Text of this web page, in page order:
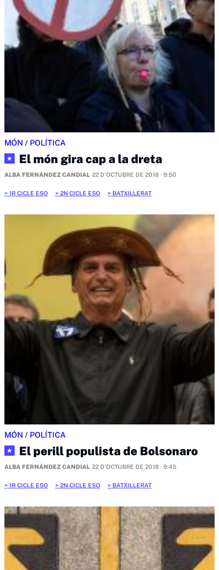
MÓN / POLÍTICA
★ El món gira cap a la dreta
ALBA FERNÁNDEZ CANDIAL 22 D'OCTUBRE DE 2018 · 9:50
1R CICLE ESO 2N CICLE ESO BATXILLERAT
MÓN / POLÍTICA
★ El perill populista de Bolsonaro
ALBA FERNÁNDEZ CANDIAL 22 D'OCTUBRE DE 2018 · 9:45
1R CICLE ESO 2N CICLE ESO BATXILLERAT